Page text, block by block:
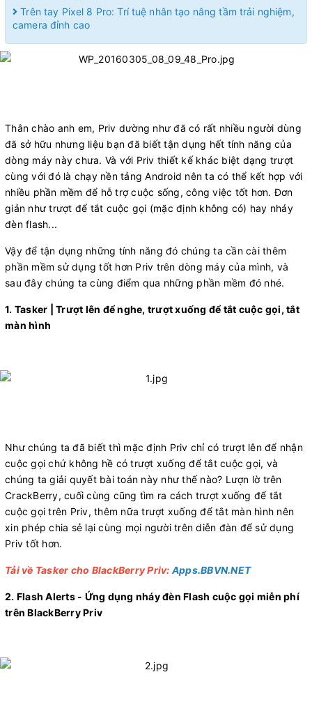
Trên tay Pixel 8 Pro: Trí tuệ nhân tạo nâng tầm trải nghiệm,
camera đỉnh cao
Thân chào anh em, Priv dường như đã có rất nhiều người dùng
đã sở hữu nhưng liệu bạn đã biết tận dụng hết tính năng của
dòng máy này chưa. Và với Priv thiết kế khác biệt dạng trượt
cùng với đó là chạy nền tảng Android nên ta có thể kết hợp với
nhiều phần mềm để hỗ trợ cuộc sống, công việc tốt hơn. Đơn
giản như trượt để tắt cuộc gọi (mặc định không có) hay nháy
đèn flash...
Vậy để tận dụng những tính năng đó chúng ta cần cài thêm
phần mềm sử dụng tốt hơn Priv trên dòng máy của mình, và
sau đây chúng ta cùng điểm qua những phần mềm đó nhé.
1. Tasker | Trượt lên để nghe, trượt xuống để tắt cuộc gọi, tắt
màn hình
Như chúng ta đã biết thì mặc định Priv chỉ có trượt lên để nhận
cuộc gọi chứ không hề có trượt xuống để tắt cuộc gọi, và
chúng ta giải quyết bài toán này như thế nào? Lượn lờ trên
CrackBerry, cuối cùng cũng tìm ra cách trượt xuống để tắt
cuộc gọi trên Priv, thêm nữa trượt xuống để tắt màn hình nên
xin phép chia sẻ lại cùng mọi người trên diễn đàn để sử dụng
Priv tốt hơn.
Tải về Tasker cho BlackBerry Priv: Apps.BBVN.NET
2. Flash Alerts - Ứng dụng nháy đèn Flash cuộc gọi miễn phí
trên BlackBerry Priv